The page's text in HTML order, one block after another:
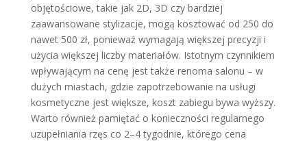
objętościowe, takie jak 2D, 3D czy bardziej
zaawansowane stylizacje, mogą kosztować od 250 do
nawet 500 zł, ponieważ wymagają większej precyzji i
użycia większej liczby materiałów. Istotnym czynnikiem
wpływającym na cenę jest także renoma salonu – w
dużych miastach, gdzie zapotrzebowanie na usługi
kosmetyczne jest większe, koszt zabiegu bywa wyższy.
Warto również pamiętać o konieczności regularnego
uzupełniania rzęs co 2–4 tygodnie, którego cena